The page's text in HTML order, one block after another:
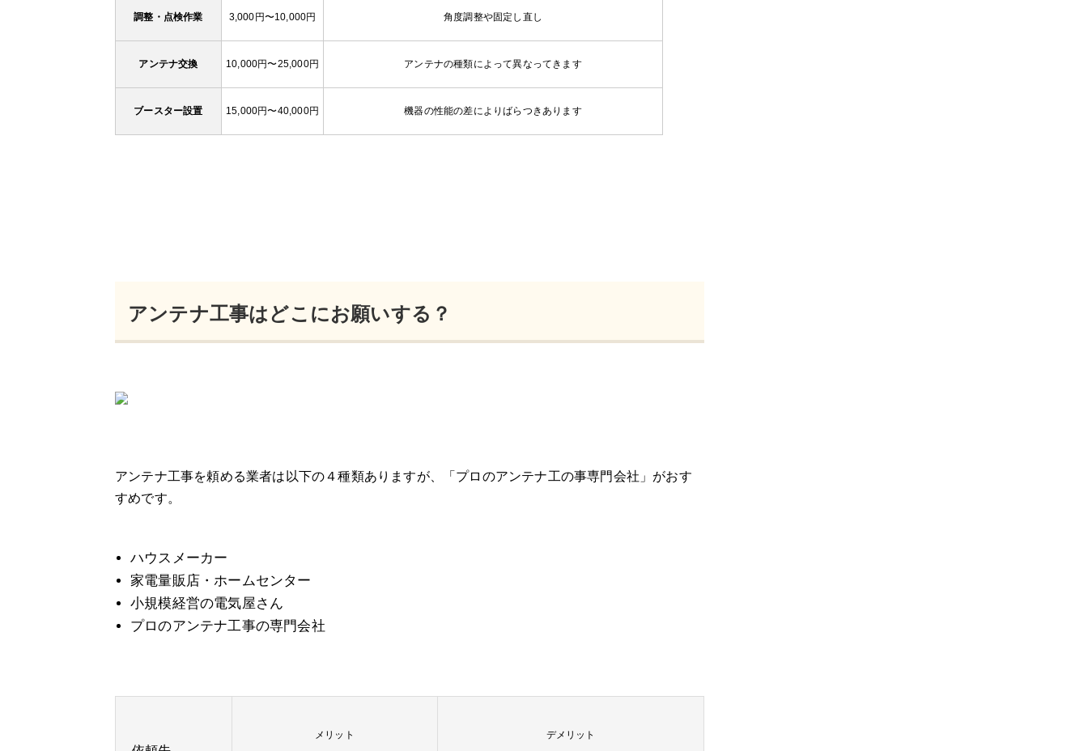
調整・点検作業 3,000円〜10,000円 角度調整や固定し直し
アンテナ交換 10,000円〜25,000円 アンテナの種類によって異なってきます
ブースター設置 15,000円〜40,000円 機器の性能の差によりばらつきあります
アンテナ工事はどこにお願いする？
アンテナ工事を頼める業者は以下の４種類ありますが、「プロのアンテナ工の事専門会社」がおす
すめです。
ハウスメーカー
家電量販店・ホームセンター
小規模経営の電気屋さん
プロのアンテナ工事の専門会社
メリット デメリット